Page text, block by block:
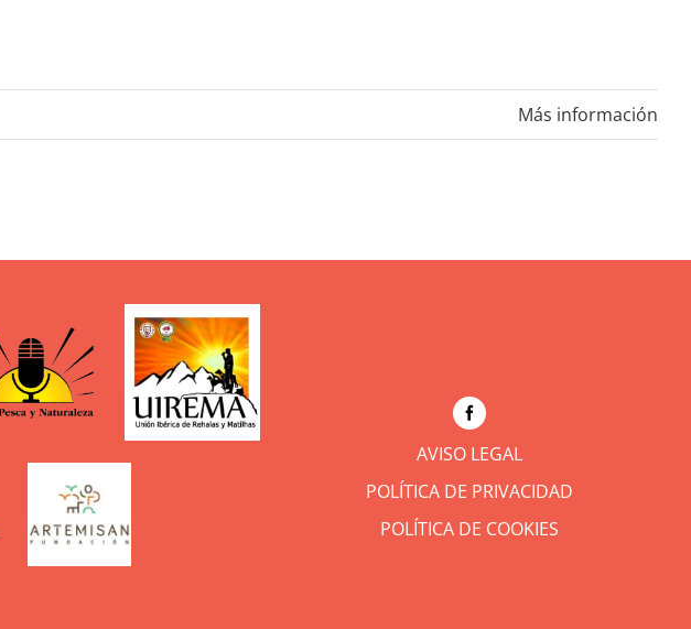
Más información
AVISO LEGAL
POLÍTICA DE PRIVACIDAD
POLÍTICA DE COOKIES